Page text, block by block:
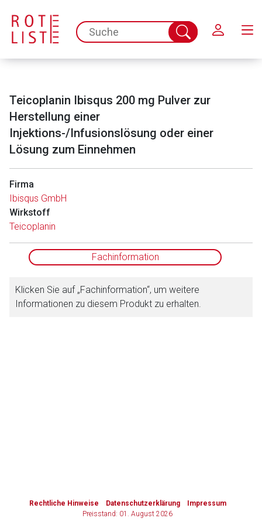
spc.search.input.placeholder
Suche
abschicken
Teicoplanin Ibisqus 200 mg Pulver zur
Herstellung einer
Injektions-/Infusionslösung oder einer
Lösung zum Einnehmen
Firma
Ibisqus GmbH
Wirkstoff
Teicoplanin
Fachinformation
Klicken Sie auf „Fachinformation“, um weitere
Informationen zu diesem Produkt zu erhalten.
Rechtliche Hinweise Datenschutzerklärung
Impressum
Preisstand: 01. August 2026
Der von Ihnen aufgerufene Link öffnet eine externe Web-
Seite. Für die Inhalte der externen Web-Seite ist deren
Datenschutzbestimmungen.
Zurück zur rote-liste.de